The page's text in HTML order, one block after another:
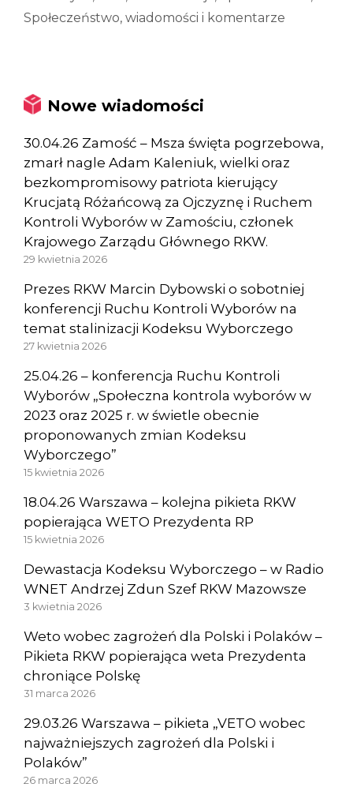
Społeczeństwo, wiadomości i komentarze
Nowe wiadomości
30.04.26 Zamość – Msza święta pogrzebowa,
zmarł nagle Adam Kaleniuk, wielki oraz
bezkompromisowy patriota kierujący
Krucjatą Różańcową za Ojczyznę i Ruchem
Kontroli Wyborów w Zamościu, członek
Krajowego Zarządu Głównego RKW.
29 kwietnia 2026
Prezes RKW Marcin Dybowski o sobotniej
konferencji Ruchu Kontroli Wyborów na
temat stalinizacji Kodeksu Wyborczego
27 kwietnia 2026
25.04.26 – konferencja Ruchu Kontroli
Wyborów „Społeczna kontrola wyborów w
2023 oraz 2025 r. w świetle obecnie
proponowanych zmian Kodeksu
Wyborczego”
15 kwietnia 2026
18.04.26 Warszawa – kolejna pikieta RKW
popierająca WETO Prezydenta RP
15 kwietnia 2026
Dewastacja Kodeksu Wyborczego – w Radio
WNET Andrzej Zdun Szef RKW Mazowsze
3 kwietnia 2026
Weto wobec zagrożeń dla Polski i Polaków –
Pikieta RKW popierająca weta Prezydenta
chroniące Polskę
31 marca 2026
29.03.26 Warszawa – pikieta „VETO wobec
najważniejszych zagrożeń dla Polski i
Polaków”
26 marca 2026